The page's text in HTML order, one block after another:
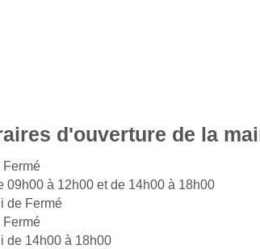
d'ouverture de la
Fermé
09h00 à 12h00 et de 14h00 à 18h00
de Fermé
Fermé
de 14h00 à 18h00